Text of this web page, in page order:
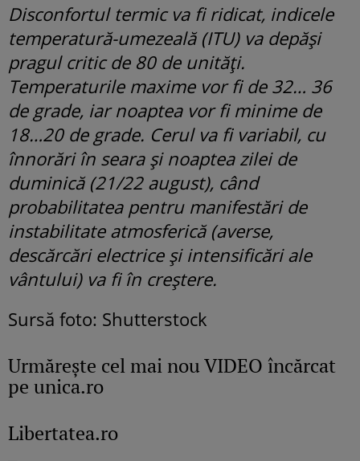
Disconfortul termic va fi ridicat, indicele
temperatură-umezeală (ITU) va depăși
pragul critic de 80 de unități.
Temperaturile maxime vor fi de 32… 36
de grade, iar noaptea vor fi minime de
18…20 de grade. Cerul va fi variabil, cu
înnorări în seara și noaptea zilei de
duminică (21/22 august), când
probabilitatea pentru manifestări de
instabilitate atmosferică (averse,
descărcări electrice și intensificări ale
vântului) va fi în creștere.
Sursă foto: Shutterstock
Urmăreşte cel mai nou VIDEO încărcat
pe unica.ro
Libertatea.ro